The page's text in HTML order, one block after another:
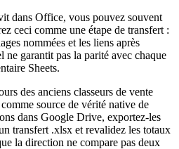
dans Office, vous pouvez souvent
ceci comme une étape de transfert :
nommées et les liens après
garantit pas la parité avec chaque
Sheets.
des anciens classeurs de vente
source de vérité native de
dans Google Drive, exportez-les
transfert .xlsx et revalidez les totaux
la direction ne compare pas deux